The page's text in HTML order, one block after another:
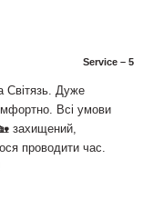
Service – 5
Світязь. Дуже
Всі умови
захищений,
проводити час.